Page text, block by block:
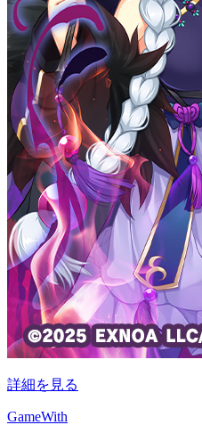
詳細を見る
GameWith